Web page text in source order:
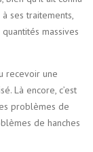
ses traitements,
massives
recevoir une
Là encore, c’est
problèmes de
de hanches